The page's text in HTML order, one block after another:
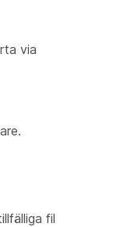
via
.
fil